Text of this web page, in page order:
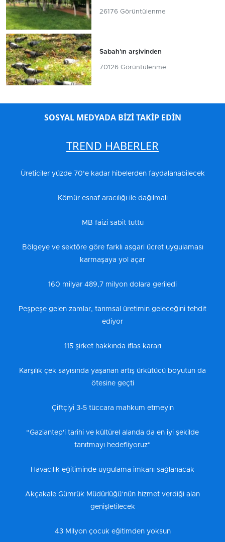
26176 Görüntülenme
Sabah'ın arşivinden
70126 Görüntülenme
SOSYAL MEDYADA BİZİ TAKİP EDİN
TREND HABERLER
Üreticiler yüzde 70’e kadar hibelerden faydalanabilecek
Kömür esnaf aracılığı ile dağılmalı
MB faizi sabit tuttu
Bölgeye ve sektöre göre farklı asgari ücret uygulaması
karmaşaya yol açar
160 milyar 489,7 milyon dolara geriledi
Peşpeşe gelen zamlar, tarımsal üretimin geleceğini tehdit
ediyor
115 şirket hakkında iflas kararı
Karşılık çek sayısında yaşanan artış ürkütücü boyutun da
ötesine geçti
Çiftçiyi 3-5 tüccara mahkum etmeyin
“Gaziantep'i tarihi ve kültürel alanda da en iyi şekilde
tanıtmayı hedefliyoruz"
Havacılık eğitiminde uygulama imkanı sağlanacak
Akçakale Gümrük Müdürlüğü’nün hizmet verdiği alan
genişletilecek
43 Milyon çocuk eğitimden yoksun